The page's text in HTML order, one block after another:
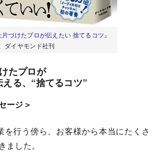
片づけたプロが伝えたい 捨てるコツ』
ダイヤモンド社刊
たプロが
る、“捨てるコツ”
ージ＞
を行う傍ら、お客様から本当にたくさ
ました。